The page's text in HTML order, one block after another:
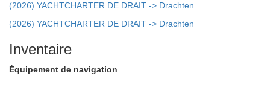
(2026) YACHTCHARTER DE DRAIT -> Drachten
(2026) YACHTCHARTER DE DRAIT -> Drachten
Inventaire
Équipement de navigation